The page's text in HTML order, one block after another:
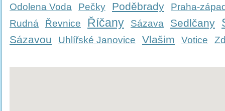
Odolena Voda
Pečky Poděbrady
Praha-
Rudná
Řevnice Říčany Sázava Sedlčany
Sázavou Uhlířské Janovice Vlašim Votice